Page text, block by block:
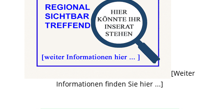
[Weiter
Informationen finden Sie hier ...]